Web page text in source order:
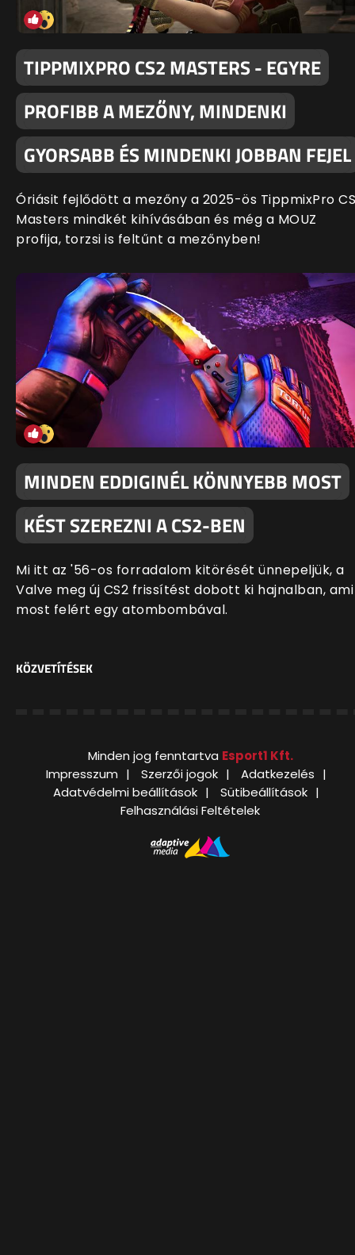
TIPPMIXPRO CS2 MASTERS - EGYRE
PROFIBB A MEZŐNY, MINDENKI
GYORSABB ÉS MINDENKI JOBBAN FEJEL
Óriásit fejlődött a mezőny a 2025-ös TippmixPro
Masters mindkét kihívásában és még a MOUZ
profija, torzsi is feltűnt a mezőnyben!
MINDEN EDDIGINÉL KÖNNYEBB MOST
KÉST SZEREZNI A CS2-BEN
Mi itt az '56-os forradalom kitörését ünnepeljük, a
Valve meg új CS2 frissítést dobott ki hajnalban, ami
most felért egy atombombával.
KÖZVETÍTÉSEK
Minden jog fenntartva Esport1 Kft.
Impresszum
Szerzői jogok
Adatkezelés
Adatvédelmi beállítások
Sütibeállítások
Felhasználási Feltételek